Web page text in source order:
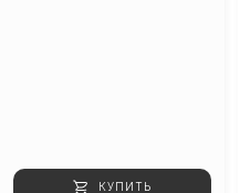
КУПИТЬ